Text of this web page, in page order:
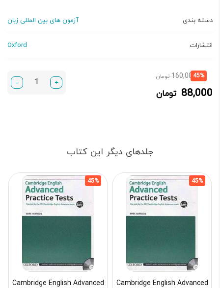
دسته بندی آزمون های بین المللی زبان
انتشارات Oxford
45%
160,000 تومانقیمت
88,000 تومان
قیمت
88,000 تومان.
+
-
جلدهای دیگر این کتاب
45%
Cambridge English Advanced
45%
Cambridge English Advanced